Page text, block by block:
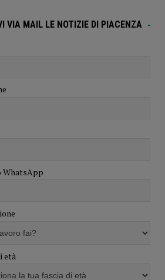
VIA MAIL LE NOTIZIE DI PIACENZA
WhatsApp
età